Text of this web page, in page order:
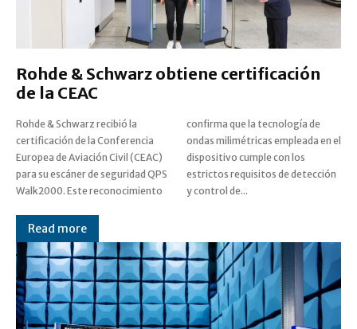
Rohde & Schwarz obtiene certificación
de la CEAC
Rohde & Schwarz recibió la
certificación de la Conferencia
Europea de Aviación Civil (CEAC)
para su escáner de seguridad QPS
Walk2000. Este reconocimiento
confirma que la tecnología de
ondas milimétricas empleada en el
dispositivo cumple con los
estrictos requisitos de detección
y control de...
Read more